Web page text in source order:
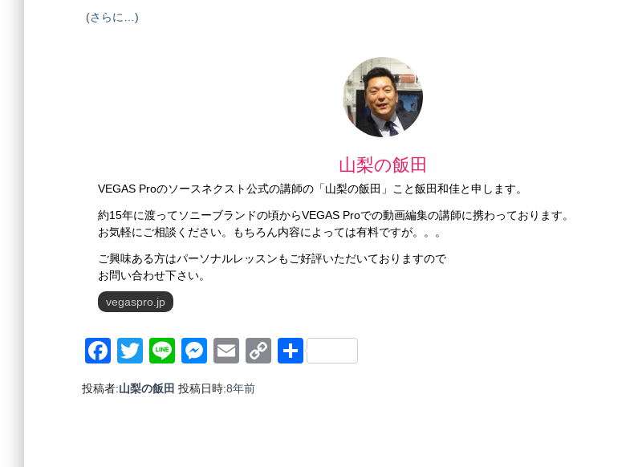
(さらに…)
山梨の飯田
VEGAS Proのソースネクスト公式の講師の「山梨の飯田」こと飯田和佳と申します。
約15年に渡ってソニーブランドの頃からVEGAS Proでの動画編集の講師に携わっております。
お気軽にご相談ください。もちろん内容によっては有料ですが。。。
ご興味ある方はパーソナルレッスンもご好評いただいておりますので
お問い合わせ下さい。
vegaspro.jp
Facebook
Twitter
LineMessenger
EmailCopy
共
投稿者:山梨の飯田 投稿日時:8年前